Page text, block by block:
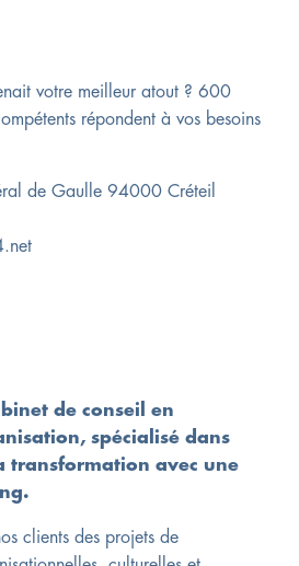
votre meilleur atout ? 600
répondent à vos besoins
de Gaulle 94000 Créteil
de conseil en
spécialisé dans
transformation avec une
clients des projets de